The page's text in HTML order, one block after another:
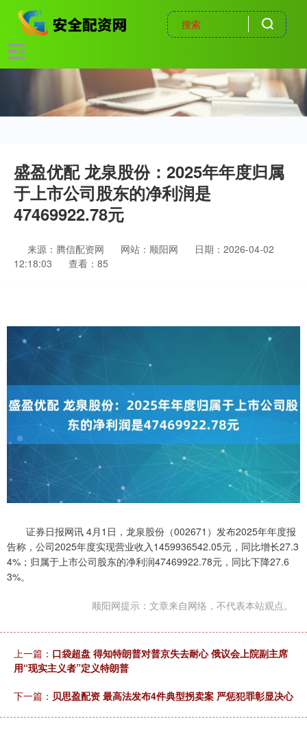
盛盈优配 龙泉股份：2025年年度归属
于上市公司股东的净利润是
47469922.78元
来源：腾信配资网 网站：顺阳网
日期：2026-04-02
12:18:03
查看：85
证券日报网讯 4月1日，龙泉股份（002671）发布2025年年度报
告称，公司2025年度实现营业收入1459936542.05元，同比增长27.3
4%；归属于上市公司股东的净利润47469922.78元，同比下降27.6
3%。
顺阳网提示：文章来自网络，不代表本站观点。
上一篇： 口袋超盘 得知特朗普对普京失去耐心 俄议会上院副主席
用“现实主义者”定义特朗普
下一篇： 贝思盈配资 最高法发布4件典型拐卖案 严惩犯罪彰显决心